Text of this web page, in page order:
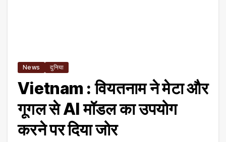
News दुनिया
Vietnam : वियतनाम ने मेटा और
गूगल से AI मॉडल का उपयोग
करने पर दिया जोर